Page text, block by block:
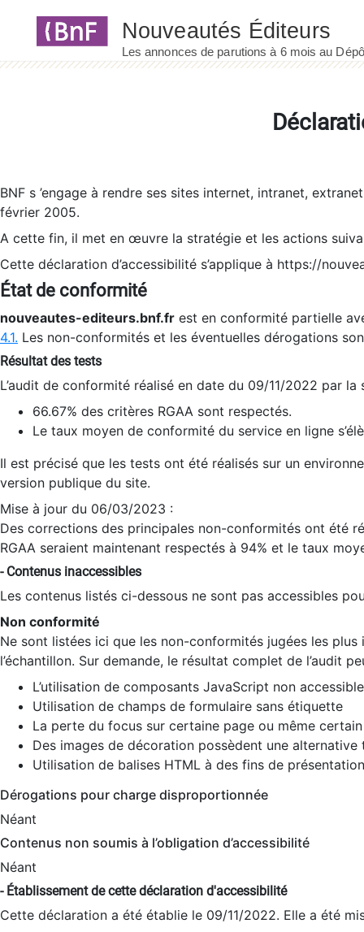
BNF s ’engage à rendre ses sites internet, intranet,
février 2005.
A cette fin, il met en œuvre la stratégie et les actions
Cette déclaration d’accessibilité s’applique à https://
État de conformité
nouveautes-editeurs.bnf.fr est en conformité partielle
4.1. Les non-conformités et les éventuelles dérogations
Résultat des tests
L’audit de conformité réalisé en date du 09/11/2022 par
66.67% des critères RGAA sont respectés.
Le taux moyen de conformité du service en ligne
Il est précisé que les tests ont été réalisés sur un
version publique du site.
Mise à jour du 06/03/2023 :
Des corrections des principales non-conformités ont été
RGAA seraient maintenant respectés à 94% et le taux
- Contenus inaccessibles
Les contenus listés ci-dessous ne sont pas accessibles
Non conformité
Ne sont listées ici que les non-conformités jugées les
l’échantillon. Sur demande, le résultat complet de l’audit
L’utilisation de composants JavaScript non
Utilisation de champs de formulaire sans étiquette
La perte du focus sur certaine page ou même
Des images de décoration possèdent une alternative
Utilisation de balises HTML à des fins de
Dérogations pour charge disproportionnée
Néant
Contenus non soumis à l’obligation d’accessibilité
Néant
- Établissement de cette déclaration d'accessibilité
Cette déclaration a été établie le 09/11/2022. Elle a été